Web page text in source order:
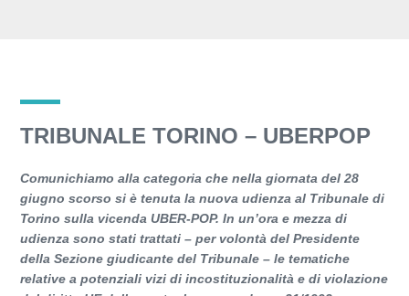
TRIBUNALE TORINO – UBERPOP
Comunichiamo alla categoria che nella giornata del 28
giugno scorso si è tenuta la nuova udienza al Tribunale di
Torino sulla vicenda UBER-POP. In un’ora e mezza di
udienza sono stati trattati – per volontà del Presidente
della Sezione giudicante del Tribunale – le tematiche
relative a potenziali vizi di incostituzionalità e di violazione